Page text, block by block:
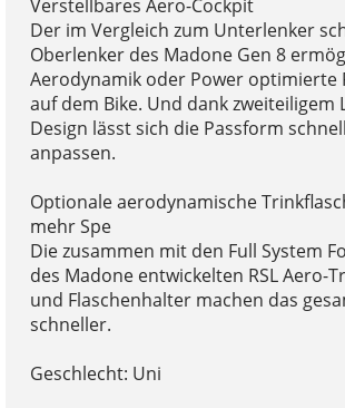
Verstellbares Aero-Cockpit
Der im Vergleich zum Unterlenker
Oberlenker des Madone Gen 8
Aerodynamik oder Power optimierte
auf dem Bike. Und dank zweiteiligem
Design lässt sich die Passform
anpassen.
Optionale aerodynamische
mehr Spe
Die zusammen mit den Full System
des Madone entwickelten RSL Aero-
und Flaschenhalter machen das
schneller.
Geschlecht: Uni